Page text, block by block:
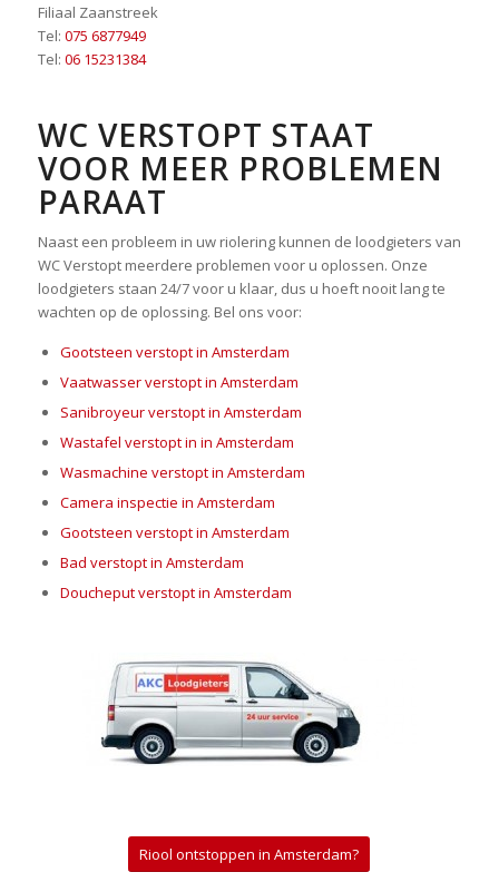
Filiaal Zaanstreek
Tel: 075 6877949
Tel: 06 15231384
WC VERSTOPT STAAT
VOOR MEER PROBLEMEN
PARAAT
Naast een probleem in uw riolering kunnen de loodgieters van
WC Verstopt meerdere problemen voor u oplossen. Onze
loodgieters staan 24/7 voor u klaar, dus u hoeft nooit lang te
wachten op de oplossing. Bel ons voor:
Gootsteen verstopt in Amsterdam
Vaatwasser verstopt in Amsterdam
Sanibroyeur verstopt in Amsterdam
Wastafel verstopt in in Amsterdam
Wasmachine verstopt in Amsterdam
Camera inspectie in Amsterdam
Gootsteen verstopt in Amsterdam
Bad verstopt in Amsterdam
Doucheput verstopt in Amsterdam
Riool ontstoppen in Amsterdam?